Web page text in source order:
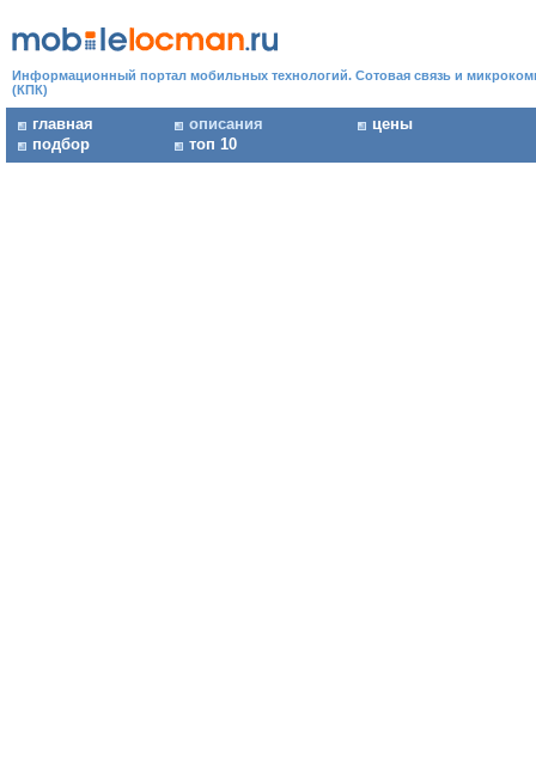
Информационный портал мобильных технологий. Сотовая связь и
(КПК)
главная
подбор
описания
топ 10
цены